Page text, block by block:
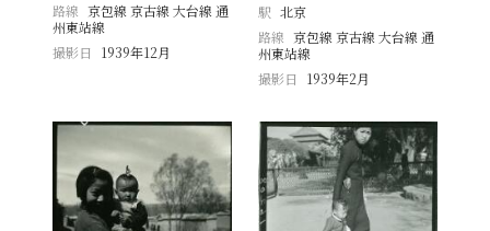
路線 京包線 京古線 大台線 通
州東站線
撮影日
1939年12月
駅 北京
路線 京包線 京古線 大台線 通
州東站線
撮影日
1939年2月